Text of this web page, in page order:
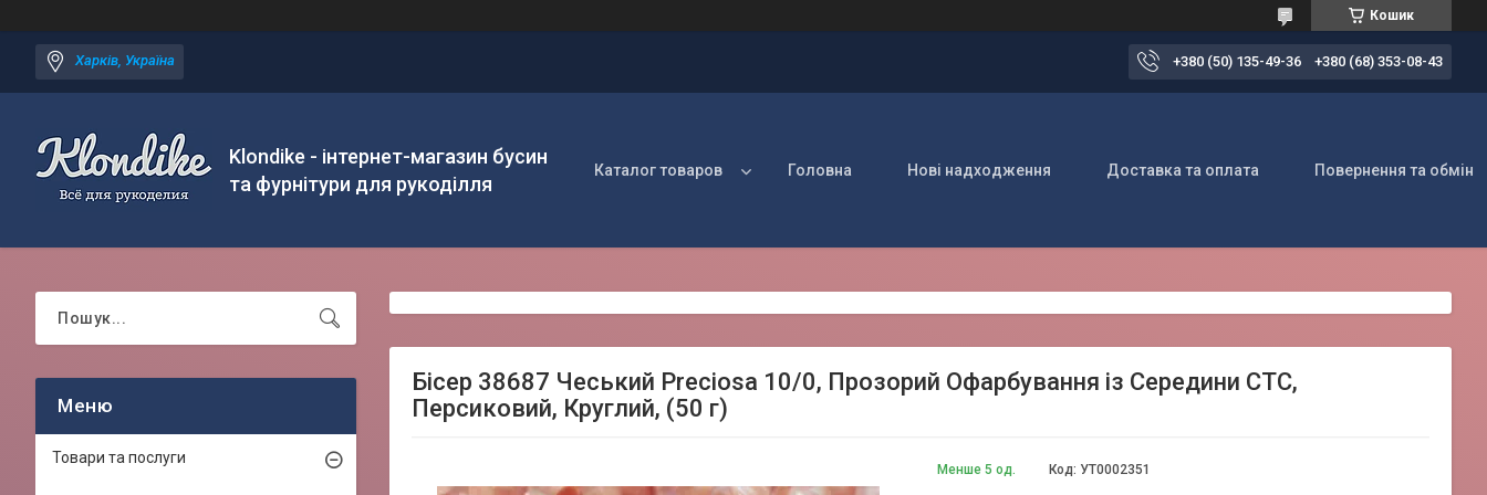
Кошик
Харків, Україна +380 (50) 135-49-36 +380 (68) 353-08-43
Klondike - інтернет-магазин бусин
та фурнітури для рукоділля
Каталог товаров Головна Нові надходження Доставка та оплата Повернення та обмін
Бісер 38687 Чеський Preciosa 10/0, Прозорий Офарбування із Середини CTC,
Персиковий, Круглий, (50 г)
Менше 5 од. Код: УТ0002351
Товари та послуги